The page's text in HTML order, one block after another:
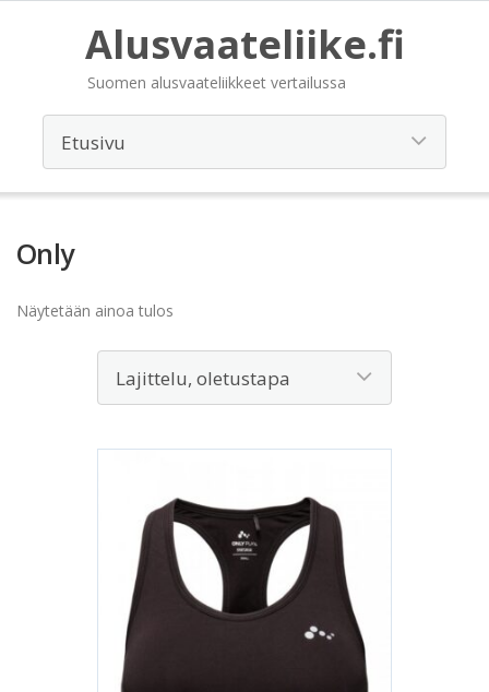
Alusvaateliike.fi
Suomen alusvaateliikkeet vertailussa
Only
Näytetään ainoa tulos